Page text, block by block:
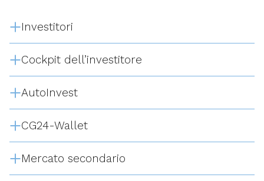
Investitori
Cockpit dell’investitore
AutoInvest
CG24-Wallet
Mercato secondario